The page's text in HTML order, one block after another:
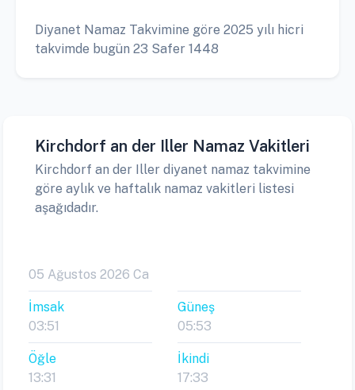
Diyanet Namaz Takvimine göre 2025 yılı hicri
takvimde bugün 23 Safer 1448
Kirchdorf an der Iller Namaz Vakitleri
Kirchdorf an der Iller diyanet namaz takvimine
göre aylık ve haftalık namaz vakitleri listesi
aşağıdadır.
05 Ağustos 2026 Ca
İmsak
03:51
Güneş
05:53
Öğle
13:31
İkindi
17:33